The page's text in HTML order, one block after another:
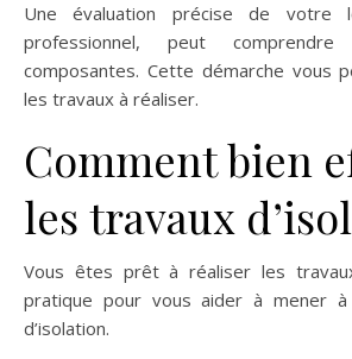
Une évaluation précise de votre
professionnel, peut
composantes. Cette démarche vous
les travaux à réaliser.
Comment bien
les travaux
Vous êtes prêt à réaliser les
pratique pour vous aider à mener
d’isolation.